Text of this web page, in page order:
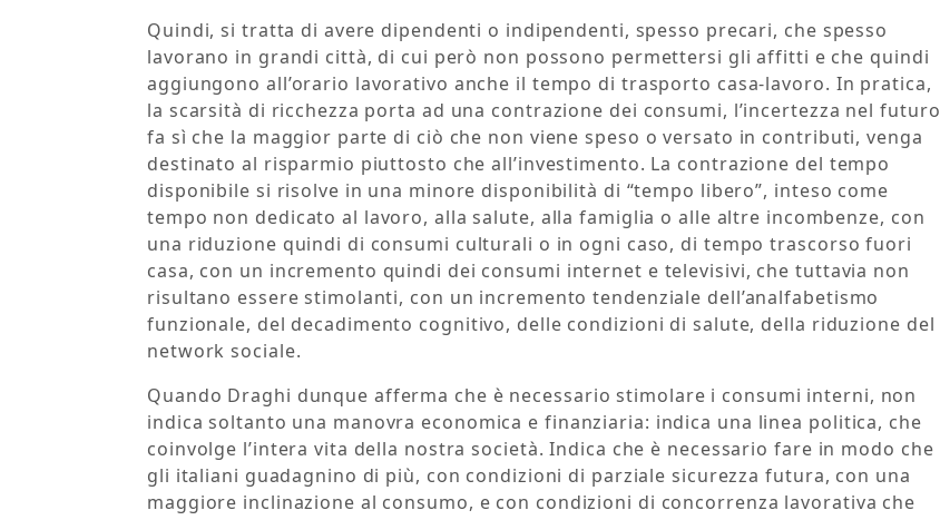
Quindi, si tratta di avere dipendenti o indipendenti, spesso precari, che spesso
lavorano in grandi città, di cui però non possono permettersi gli affitti e che quindi
aggiungono all’orario lavorativo anche il tempo di trasporto casa-lavoro. In pratica,
la scarsità di ricchezza porta ad una contrazione dei consumi, l’incertezza nel futuro
fa sì che la maggior parte di ciò che non viene speso o versato in contributi, venga
destinato al risparmio piuttosto che all’investimento. La contrazione del tempo
disponibile si risolve in una minore disponibilità di “tempo libero”, inteso come
tempo non dedicato al lavoro, alla salute, alla famiglia o alle altre incombenze, con
una riduzione quindi di consumi culturali o in ogni caso, di tempo trascorso fuori
casa, con un incremento quindi dei consumi internet e televisivi, che tuttavia non
risultano essere stimolanti, con un incremento tendenziale dell’analfabetismo
funzionale, del decadimento cognitivo, delle condizioni di salute, della riduzione del
network sociale.
Quando Draghi dunque afferma che è necessario stimolare i consumi interni, non
indica soltanto una manovra economica e finanziaria: indica una linea politica, che
coinvolge l’intera vita della nostra società. Indica che è necessario fare in modo che
gli italiani guadagnino di più, con condizioni di parziale sicurezza futura, con una
maggiore inclinazione al consumo, e con condizioni di concorrenza lavorativa che